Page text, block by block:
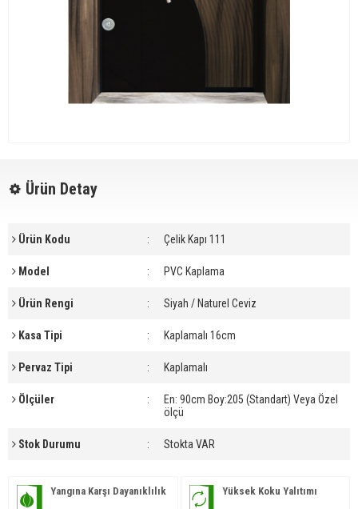
Ürün Detay
Ürün Kodu : Çelik Kapı 111
Model : PVC Kaplama
Ürün Rengi : Siyah / Naturel Ceviz
Kasa Tipi : Kaplamalı 16cm
Pervaz Tipi : Kaplamalı
Ölçüler :
En: 90cm Boy:205 (Standart) Veya Özel
ölçü
Stok Durumu : Stokta VAR
Yangına Karşı Dayanıklılık Yüksek Koku Yalıtımı